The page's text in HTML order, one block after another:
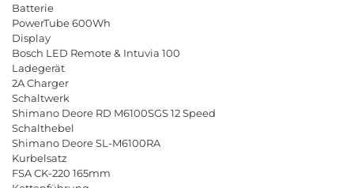
Batterie
PowerTube600Wh
Display
Bosch LED Remote& Intuvia 100
Ladegerät
2ACharger
Schaltwerk
Shimano Deore RD M6100SGS12Speed
Schalthebel
Shimano DeoreSL -M6100RA
Kurbelsatz
FSACK-220 165mm